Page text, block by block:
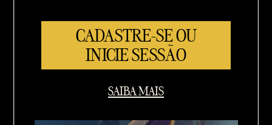
CADASTRE-SE OU
INICIE SESSÃO
SAIBA MAIS